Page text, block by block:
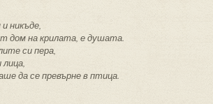
никъде,
дом на крилата, е душата.
си пера,
лица,
да се превърне в птица.